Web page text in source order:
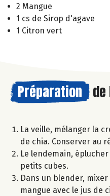
2 Mangue
1 cs de Sirop d'agave
1 Citron vert
Préparation
La veille, mélanger la
de chia. Conserver au
Le lendemain,
petits cubes.
Dans un blender,
mangue avec le jus de